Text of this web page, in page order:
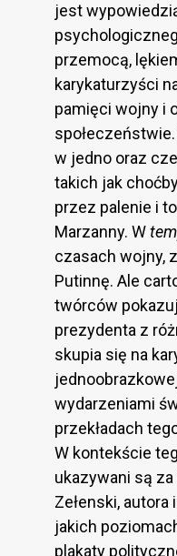
jest
przemocą,
karykaturzyści
pamięci wojny i
w jedno oraz
takich jak
przez palenie i
Marzanny. W
czasach wojny,
Putinnę. Ale
twórców
prezydenta z
skupia się na
wydarzeniami
przekładach
W kontekście
ukazywani są
Zełenski,
jakich
plakaty